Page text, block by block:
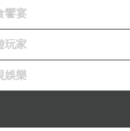
饗宴
玩家
娛樂